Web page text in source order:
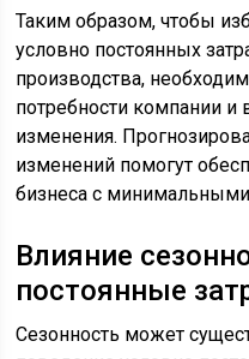
Таким образом, чтобы
условно постоянных
производства,
потребности компании
изменения.
изменений помогут
бизнеса с
Влияние
постоянные
Сезонность может